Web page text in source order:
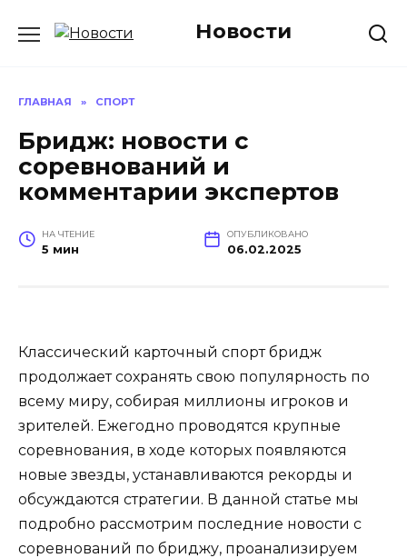
Новости
ГЛАВНАЯ » СПОРТ
Бридж: новости с
соревнований и
комментарии экспертов
НА ЧТЕНИЕ
5 мин
ОПУБЛИКОВАНО
06.02.2025
Классический карточный спорт бридж
продолжает сохранять свою популярность по
всему миру, собирая миллионы игроков и
зрителей. Ежегодно проводятся крупные
соревнования, в ходе которых появляются
новые звезды, устанавливаются рекорды и
обсуждаются стратегии. В данной статье мы
подробно рассмотрим последние новости с
соревнований по бриджу, проанализируем